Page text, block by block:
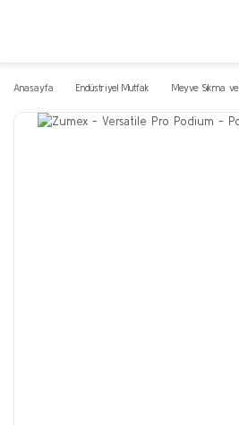
Anasayfa Endüstriyel Mutfak Meyve Sıkma